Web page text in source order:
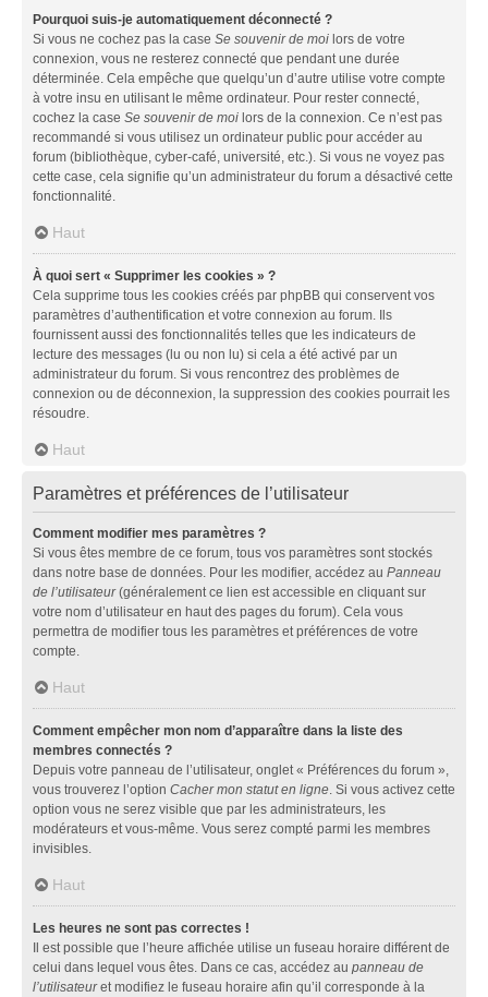
Pourquoi suis-je automatiquement déconnecté ?
Si vous ne cochez pas la case Se souvenir de moi lors de votre
connexion, vous ne resterez connecté que pendant une durée
déterminée. Cela empêche que quelqu’un d’autre utilise votre compte
à votre insu en utilisant le même ordinateur. Pour rester connecté,
cochez la case Se souvenir de moi lors de la connexion. Ce n’est pas
recommandé si vous utilisez un ordinateur public pour accéder au
forum (bibliothèque, cyber-café, université, etc.). Si vous ne voyez pas
cette case, cela signifie qu’un administrateur du forum a désactivé cette
fonctionnalité.
Haut
À quoi sert « Supprimer les cookies » ?
Cela supprime tous les cookies créés par phpBB qui conservent vos
paramètres d’authentification et votre connexion au forum. Ils
fournissent aussi des fonctionnalités telles que les indicateurs de
lecture des messages (lu ou non lu) si cela a été activé par un
administrateur du forum. Si vous rencontrez des problèmes de
connexion ou de déconnexion, la suppression des cookies pourrait les
résoudre.
Haut
Paramètres et préférences de l’utilisateur
Comment modifier mes paramètres ?
Si vous êtes membre de ce forum, tous vos paramètres sont stockés
dans notre base de données. Pour les modifier, accédez au Panneau
de l’utilisateur(généralement ce lien est accessible en cliquant sur
votre nom d’utilisateur en haut des pages du forum). Cela vous
permettra de modifier tous les paramètres et préférences de votre
compte.
Haut
Comment empêcher mon nom d’apparaître dans la liste des
membres connectés ?
Depuis votre panneau de l’utilisateur, onglet « Préférences du forum »,
vous trouverez l’option Cacher mon statut en ligne. Si vous activez cette
option vous ne serez visible que par les administrateurs, les
modérateurs et vous-même. Vous serez compté parmi les membres
invisibles.
Haut
Les heures ne sont pas correctes !
Il est possible que l’heure affichée utilise un fuseau horaire différent de
celui dans lequel vous êtes. Dans ce cas, accédez au panneau de
l’utilisateuret modifiez le fuseau horaire afin qu’il corresponde à la